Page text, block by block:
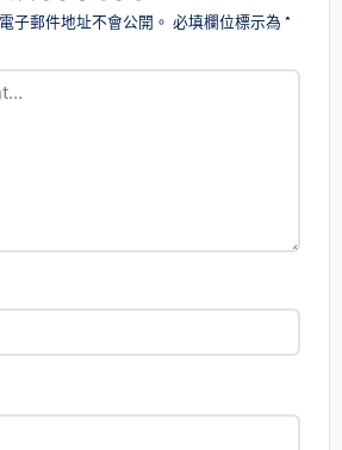
子郵件地址不會公開。 必填欄位標示為 *